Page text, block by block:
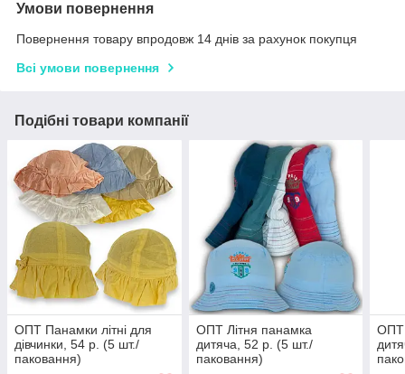
Умови повернення
Повернення товару впродовж 14 днів за рахунок покупця
Всі умови повернення
Подібні товари компанії
ОПТ Панамки літні для
дівчинки, 54 р. (5 шт./
паковання)
ОПТ Літня панамка
дитяча, 52 р. (5 шт./
паковання)
ОПТ